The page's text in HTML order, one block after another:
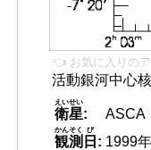
👈 お気に入りの
活動銀河中心核
衛星
えいせい
:
ASCA
観測
かんそく
日
び
: 1999